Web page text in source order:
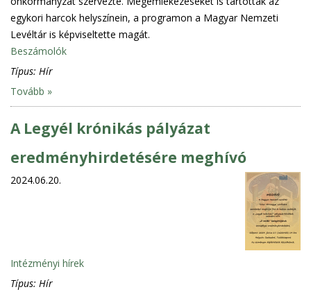
egykori harcok helyszínein, a programon a Magyar Nemzeti
Levéltár is képviseltette magát.
Beszámolók
Típus: Hír
Tovább »
A Legyél krónikás pályázat
eredményhirdetésére meghívó
2024.06.20.
Intézményi hírek
Típus: Hír